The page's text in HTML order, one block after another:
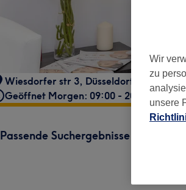
Wiesdorfer str 3, Düsseldorf
40591
Geöffnet Morgen: 09:00 - 20:00
Passende Suchergebnisse
Wir
zu
unsere